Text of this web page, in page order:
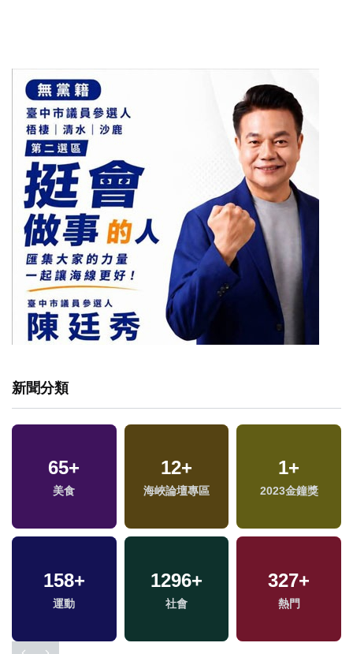
新聞分類
65+
美食
12+
海峽論壇專區
1+
2023金鐘獎
158+
運動
1296+
社會
327+
熱門